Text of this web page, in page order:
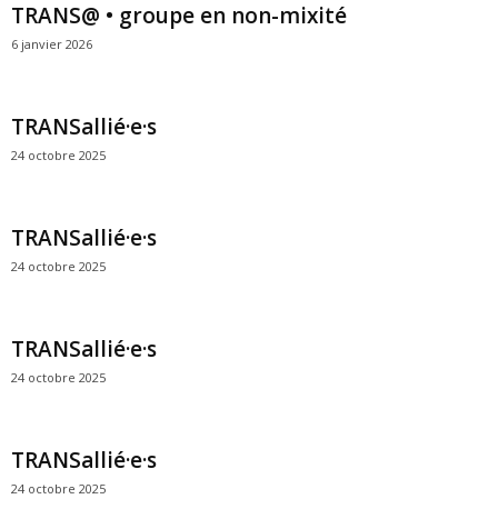
TRANS@ • groupe en non-mixité
6 janvier 2026
TRANSallié·e·s
24 octobre 2025
TRANSallié·e·s
24 octobre 2025
TRANSallié·e·s
24 octobre 2025
TRANSallié·e·s
24 octobre 2025